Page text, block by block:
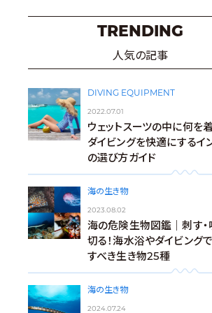
TRENDING
人気の記事
DIVING EQUIPMENT
2022.07.01
ウェットスーツの中に何を
ダイビングを快適にするイ
の選び方ガイド
海の生き物
2023.08.02
海の危険生物図鑑｜刺す・
切る！海水浴やダイビング
すべき生き物25種
海の生き物
2024.07.24